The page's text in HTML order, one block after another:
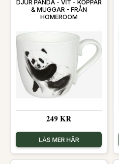
DJUR PANDA - VIT - KOPPAR
& MUGGAR - FRÅN
HOMEROOM
249 KR
LÄS MER HÄR